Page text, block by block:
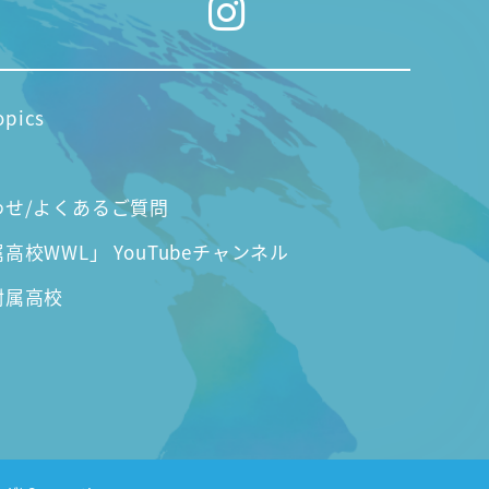
/よくあるご質問
校WWL」 YouTubeチャンネル
高校